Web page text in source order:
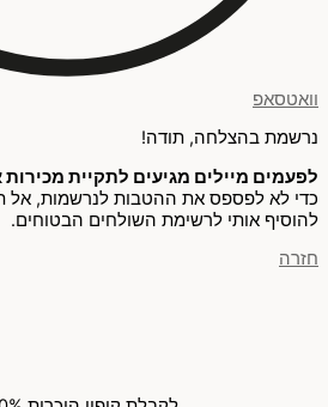
וואטסאפ
נרשמת בהצלחה, תודה!
לפעמים מיילים מגיעים לתקיית
כדי לא לפספס את ההטבות לנרשמות, אל
להוסיף אותי לרשימת השולחים הבטוחים.
חזרה